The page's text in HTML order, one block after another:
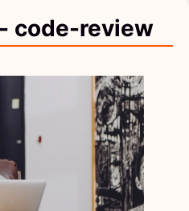
code-review